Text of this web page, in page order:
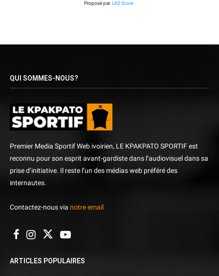
Proposé par LKS Score
QUI SOMMES-NOUS?
Premier Media Sportif Web ivoirien, LE KPAKPATO SPORTIF est
reconnu pour son esprit avant-gardiste dans l’audiovisuel dans sa
prise d’initiative. Il reste l’un des médias web préféré des
internautes.
Contactez-nous via notre email
ARTICLES POPULAIRES